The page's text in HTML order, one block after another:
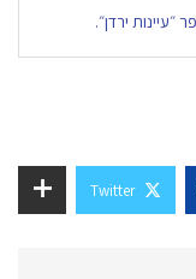
ירדן״.
Twitter